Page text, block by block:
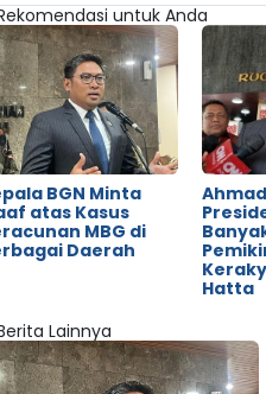
untuk Anda
BGN Minta
atas Kasus
MBG di
Daerah
Hatta
Lainnya